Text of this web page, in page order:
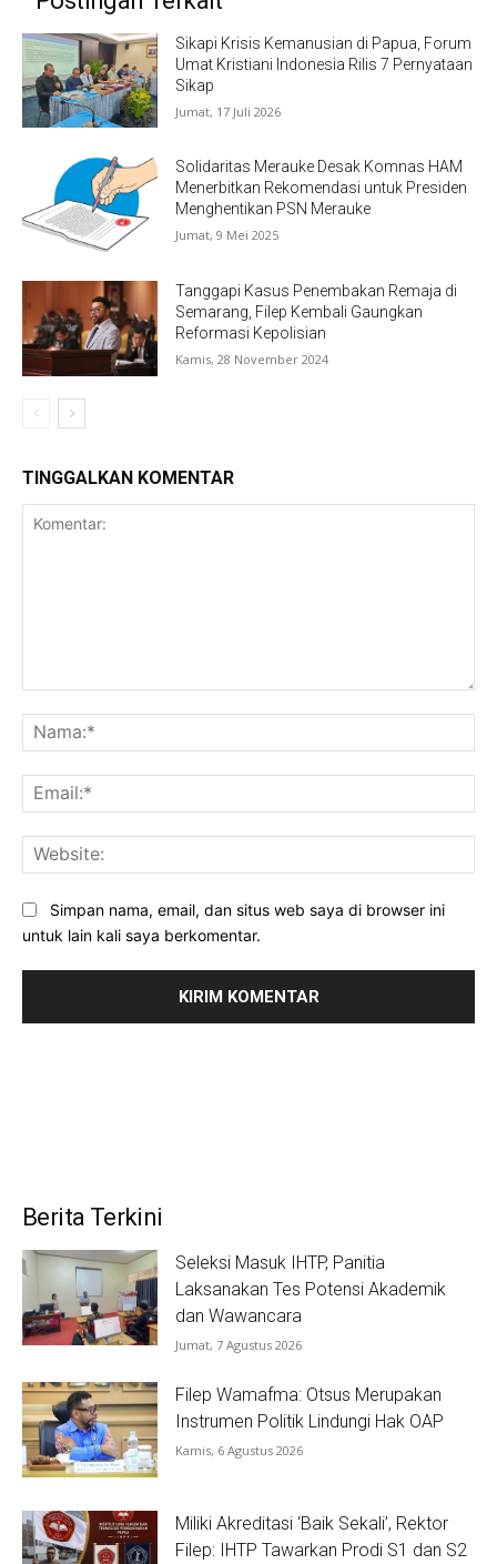
Sikapi Krisis Kemanusian di Papua, Forum
Umat Kristiani Indonesia Rilis 7 Pernyataan
Sikap
Jumat, 17 Juli 2026
Solidaritas Merauke Desak Komnas HAM
Menerbitkan Rekomendasi untuk Presiden
Menghentikan PSN Merauke
Jumat, 9 Mei 2025
Tanggapi Kasus Penembakan Remaja di
Semarang, Filep Kembali Gaungkan
Reformasi Kepolisian
Kamis, 28 November 2024
TINGGALKAN KOMENTAR
Simpan nama, email, dan situs web saya di browser ini
untuk lain kali saya berkomentar.
Berita Terkini
Seleksi Masuk IHTP, Panitia
Laksanakan Tes Potensi Akademik
dan Wawancara
Jumat, 7 Agustus 2026
Filep Wamafma: Otsus Merupakan
Instrumen Politik Lindungi Hak OAP
Kamis, 6 Agustus 2026
Miliki Akreditasi ‘Baik Sekali’, Rektor
Filep: IHTP Tawarkan Prodi S1 dan S2